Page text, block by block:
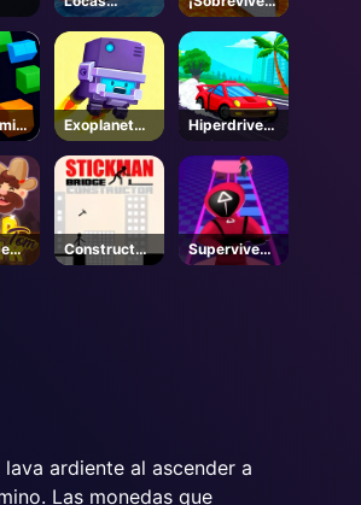
del
carreras de
barcos
LAVA para
Brainrots! -
Roblox
Exoplanet
Express
Hiperdrive
Constructor
de puentes
Supervivenc
ia
ardiente al ascender a
Las monedas que